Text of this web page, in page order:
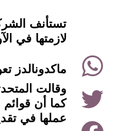
Facebook
Twitter
WhatsApp
instagram
لازمتها في
ماكدونالدز
وقالت
كما أن
عملها في